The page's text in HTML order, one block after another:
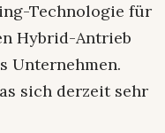
Technologie für
Hybrid-Antrieb
Unternehmen.
sich derzeit sehr